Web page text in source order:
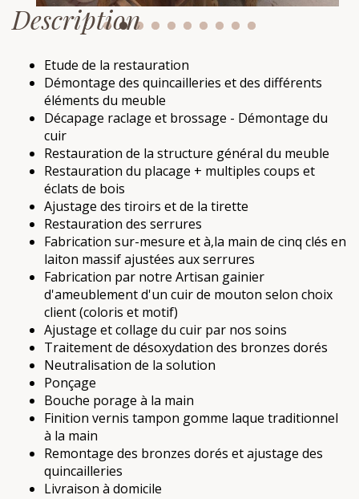
Description
Etude de la restauration
Démontage des quincailleries et des différents
éléments du meuble
Décapage raclage et brossage - Démontage du
cuir
Restauration de la structure général du meuble
Restauration du placage + multiples coups et
éclats de bois
Ajustage des tiroirs et de la tirette
Restauration des serrures
Fabrication sur-mesure et à,la main de cinq clés en
laiton massif ajustées aux serrures
Fabrication par notre Artisan gainier
d'ameublement d'un cuir de mouton selon choix
client (coloris et motif)
Ajustage et collage du cuir par nos soins
Traitement de désoxydation des bronzes dorés
Neutralisation de la solution
Ponçage
Bouche porage à la main
Finition vernis tampon gomme laque traditionnel
à la main
Remontage des bronzes dorés et ajustage des
quincailleries
Livraison à domicile